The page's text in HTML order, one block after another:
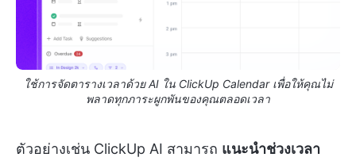
ใช้การจัดตารางเวลาด้วย AI ใน ClickUp Calendar เพื่อให้คุณไม่
พลาดทุกภาระผูกพันของคุณตลอดเวลา
ตัวอย่างเช่น ClickUp AI สามารถ แนะนำช่วงเวลา